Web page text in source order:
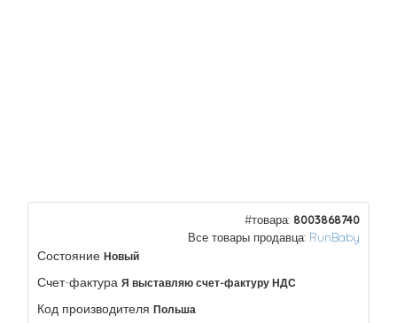
#товара: 8003868740
Все товары продавца: RunBaby
Состояние Новый
Счет-фактура Я выставляю счет-фактуру НДС
Код производителя Польша